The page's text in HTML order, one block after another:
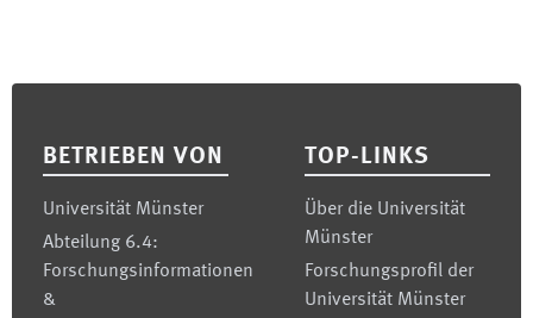
BETRIEBEN VON
Universität Münster
Abteilung 6.4:
Forschungsinformationen
&
TOP-LINKS
Über die Universität
Münster
Forschungsprofil der
Universität Münster